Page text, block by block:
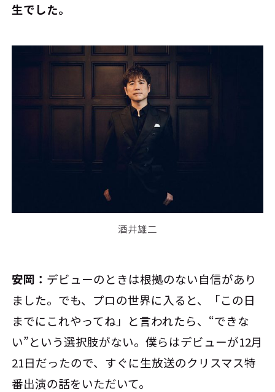
生でした。
酒井雄二
安岡： デビューのときは根拠のない自信があり
ました。でも、プロの世界に入ると、「この日
までにこれやってね」と言われたら、“できな
い”という選択肢がない。僕らはデビューが12月
21日だったので、すぐに生放送のクリスマス特
番出演の話をいただいて。